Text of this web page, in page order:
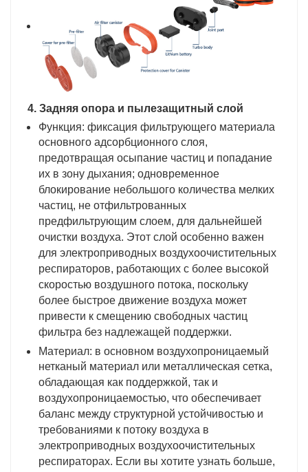
4. Задняя опора и пылезащитный слой
Функция: фиксация фильтрующего материала
основного адсорбционного слоя,
предотвращая осыпание частиц и попадание
их в зону дыхания; одновременное
блокирование небольшого количества мелких
частиц, не отфильтрованных
предфильтрующим слоем, для дальнейшей
очистки воздуха. Этот слой особенно важен
для электроприводных воздухоочистительных
респираторов, работающих с более высокой
скоростью воздушного потока, поскольку
более быстрое движение воздуха может
привести к смещению свободных частиц
фильтра без надлежащей поддержки.
Материал: в основном воздухопроницаемый
нетканый материал или металлическая сетка,
обладающая как поддержкой, так и
воздухопроницаемостью, что обеспечивает
баланс между структурной устойчивостью и
требованиями к потоку воздуха в
электроприводных воздухоочистительных
респираторах. Если вы хотите узнать больше,